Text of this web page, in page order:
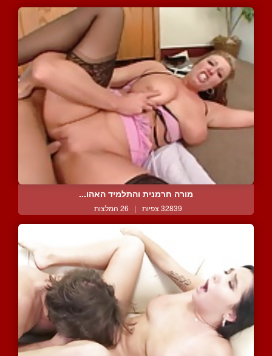
מורה חרמנית והתלמיד האהו...
32839 צפיות | 26 המלצות